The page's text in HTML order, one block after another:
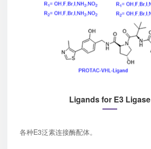
Ligands for E3 Ligase
各种E3泛素连接酶配体。